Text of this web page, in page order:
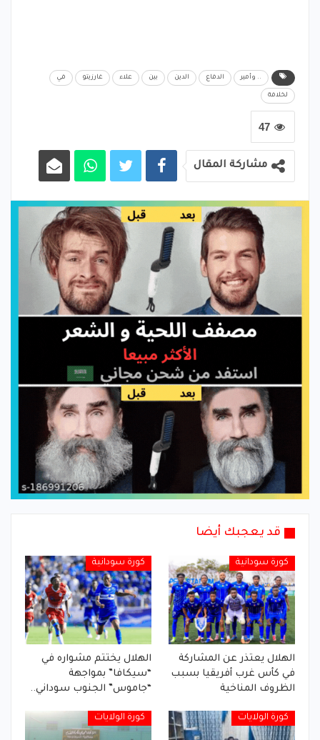
.. وأمير الدفاع الدين بين علاء غارزيتو في
لخلافة
47
مشاركة المقال
قد يعجبك أيضا
كورة سودانية
الهلال يعتذر عن المشاركة
في كأس غرب أفريقيا بسبب
الظروف المناخية
كورة سودانية
الهلال يختتم مشواره في
“سيكافا” بمواجهة
“جاموس” الجنوب سوداني..
كورة الولايات كورة الولايات